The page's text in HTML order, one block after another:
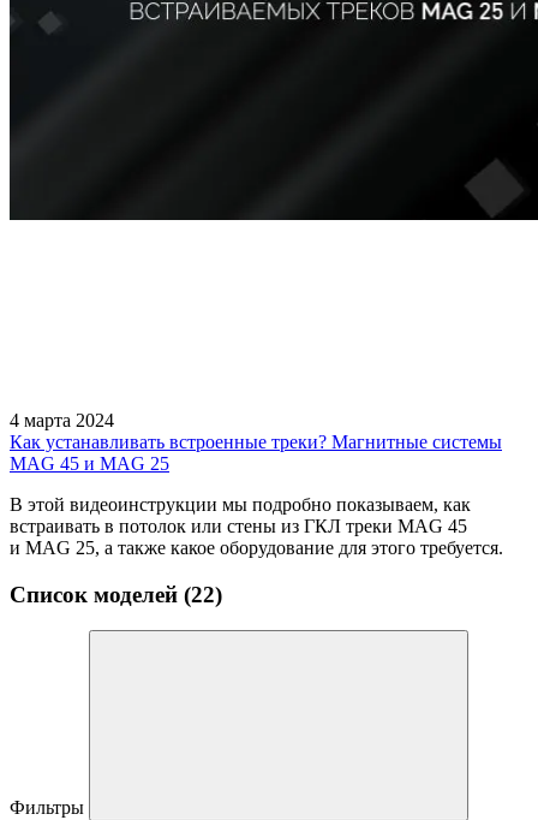
4 марта 2024
Как устанавливать встроенные треки? Магнитные системы
MAG 45 и MAG 25
В этой видеоинструкции мы подробно показываем, как
встраивать в потолок или стены из ГКЛ треки MAG 45
и MAG 25, а также какое оборудование для этого требуется.
Список моделей (22)
Фильтры